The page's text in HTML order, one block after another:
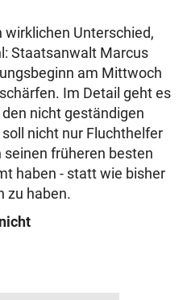
wirklichen Unterschied,
Staatsanwalt Marcus
am Mittwoch
Im Detail geht es
nicht geständigen
nicht nur Fluchthelfer
seinen früheren besten
haben - statt wie bisher
zu haben.